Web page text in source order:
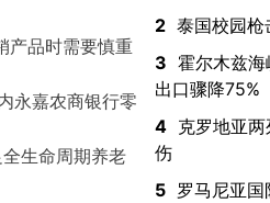
产品时需要慎重
永嘉农商银行零
生命周期养老
2 泰国校园枪
3 霍尔木兹
出口骤降75%
4 克罗地亚
伤
5 罗马尼亚